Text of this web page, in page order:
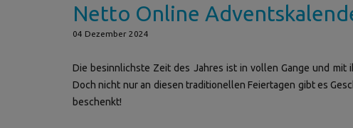
Netto Online
04 Dezember 2024
Die besinnlichste Zeit des Jahres ist in vollen Gange und mit
Doch nicht nur an diesen traditionellen Feiertagen gibt es
beschenkt!